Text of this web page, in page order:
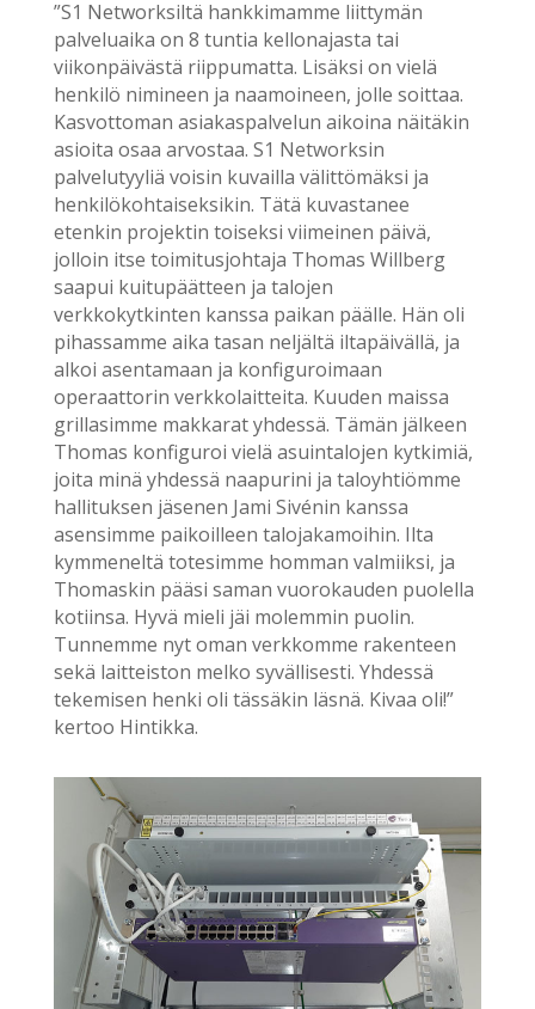
”S1 Networksiltä hankkimamme liittymän
palveluaika on 8 tuntia kellonajasta tai
viikonpäivästä riippumatta. Lisäksi on vielä
henkilö nimineen ja naamoineen, jolle soittaa.
Kasvottoman asiakaspalvelun aikoina näitäkin
asioita osaa arvostaa. S1 Networksin
palvelutyyliä voisin kuvailla välittömäksi ja
henkilökohtaiseksikin. Tätä kuvastanee
etenkin projektin toiseksi viimeinen päivä,
jolloin itse toimitusjohtaja Thomas Willberg
saapui kuitupäätteen ja talojen
verkkokytkinten kanssa paikan päälle. Hän oli
pihassamme aika tasan neljältä iltapäivällä, ja
alkoi asentamaan ja konfiguroimaan
operaattorin verkkolaitteita. Kuuden maissa
grillasimme makkarat yhdessä. Tämän jälkeen
Thomas konfiguroi vielä asuintalojen kytkimiä,
joita minä yhdessä naapurini ja taloyhtiömme
hallituksen jäsenen Jami Sivénin kanssa
asensimme paikoilleen talojakamoihin. Ilta
kymmeneltä totesimme homman valmiiksi, ja
Thomaskin pääsi saman vuorokauden puolella
kotiinsa. Hyvä mieli jäi molemmin puolin.
Tunnemme nyt oman verkkomme rakenteen
sekä laitteiston melko syvällisesti. Yhdessä
tekemisen henki oli tässäkin läsnä. Kivaa oli!”
kertoo Hintikka.